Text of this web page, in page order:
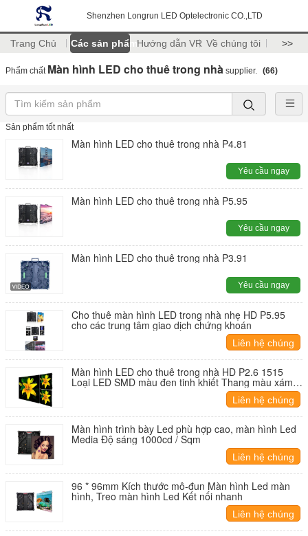
Shenzhen Longrun LED Optelectronic CO.,LTD
Trang Chủ Các sản phẩm Hướng dẫn VR Về chúng tôi >>
Phẩm chất Màn hình LED cho thuê trong nhà supplier. (66)
Sản phẩm tốt nhất
Màn hình LED cho thuê trong nhà P4.81
Yêu cầu ngay
Màn hình LED cho thuê trong nhà P5.95
Yêu cầu ngay
Màn hình LED cho thuê trong nhà P3.91
Yêu cầu ngay
​Cho thuê màn hình LED trong nhà nhẹ HD P5.95
cho các trung tâm giao dịch chứng khoán
Liên hệ chúng
tôi
Màn hình LED cho thuê trong nhà HD P2.6 1515
Loại LED SMD màu đen tinh khiết Thang màu xám
Liên hệ chúng
tôi
Màn hình trình bày Led phù hợp cao, màn hình Led
Media Độ sáng 1000cd / Sqm
Liên hệ chúng
tôi
96 * 96mm Kích thước mô-đun Màn hình Led màn
hình, Treo màn hình Led Kết nối nhanh
Liên hệ chúng
tôi